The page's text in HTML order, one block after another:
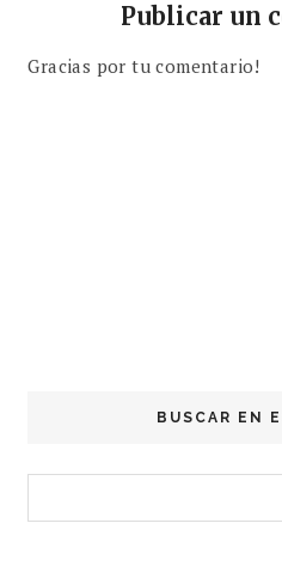
Publicar un
Gracias por tu comentario!
BUSCAR EN